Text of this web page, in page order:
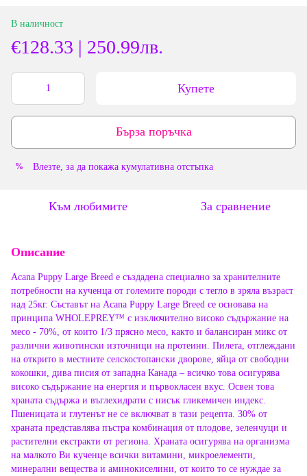
В наличност
€128.33 | 250.99лв.
Купете
Бърза поръчка
% Влезте , за да покажа кумулативна отстъпка
Към любимите За сравнение
Описание
Acana Puppy Large Breed е създадена специално за хранителните
потребности на кученца от големите породи с тегло в зряла възраст
над 25кг. Съставът на Acana Puppy Large Breed се основава на
принципа WHOLEPREY™ с изключително високо съдържание на
месо - 70%, от които 1/3 прясно месо, както и балансиран микс от
различни животински източници на протеини. Пилета, отглеждани
на открито в местните селскостопански дворове, яйца от свободни
кокошки, дива писия от западна Канада – всичко това осигурява
високо съдържание на енергия и първокласен вкус. Освен това
храната съдържа и въглехидрати с нисък гликемичен индекс.
Пшеницата и глутенът не се включват в тази рецепта. 30% от
храната представлява пъстра комбинация от плодове, зеленчуци и
растителни екстракти от региона. Храната осигурява на организма
на малкото Ви кученце всички витамини, микроелементи,
минерални вещества и аминокиселини, от които то се нуждае за